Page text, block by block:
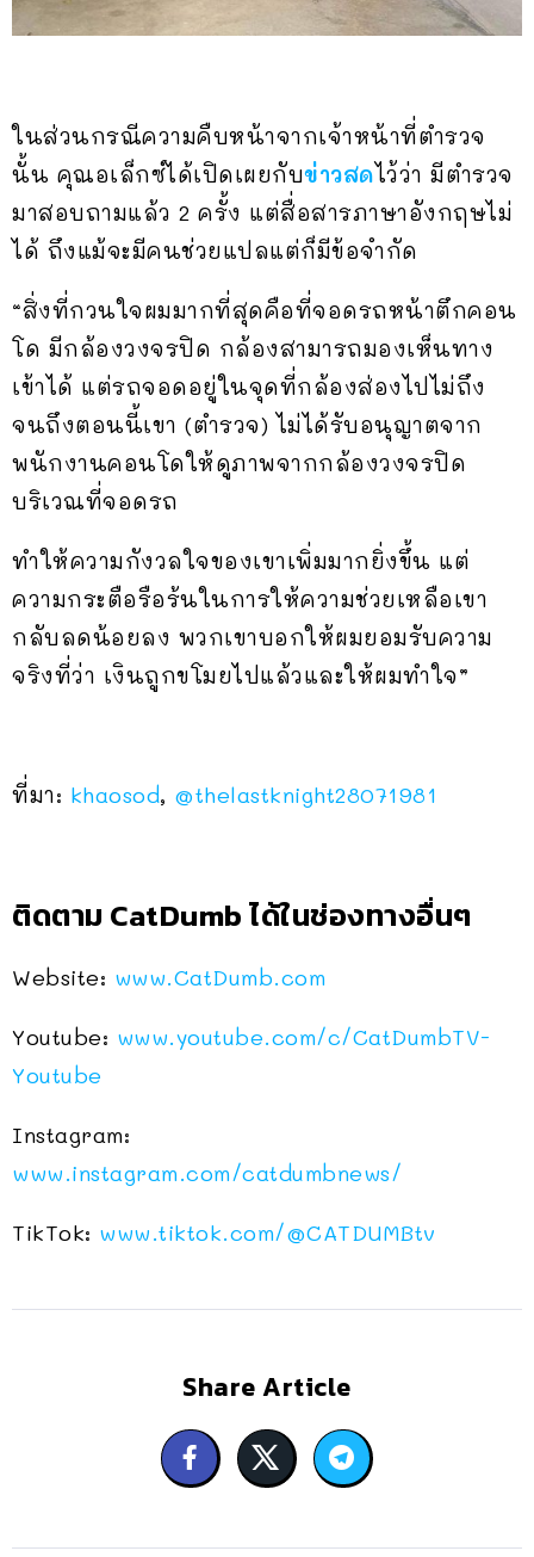
ในส่วนกรณีความคืบหน้าจากเจ้าหน้าที่ตำรวจ
นั้น คุณอเล็กซ์ได้เปิดเผยกับข่าวสดไว้ว่า มีตำรวจ
มาสอบถามแล้ว 2 ครั้ง แต่สื่อสารภาษาอังกฤษไม่
ได้ ถึงแม้จะมีคนช่วยแปลแต่ก็มีข้อจำกัด
“สิ่งที่กวนใจผมมากที่สุดคือที่จอดรถหน้าตึกคอน
โด มีกล้องวงจรปิด กล้องสามารถมองเห็นทาง
เข้าได้ แต่รถจอดอยู่ในจุดที่กล้องส่องไปไม่ถึง
จนถึงตอนนี้เขา (ตำรวจ) ไม่ได้รับอนุญาตจาก
พนักงานคอนโดให้ดูภาพจากกล้องวงจรปิด
บริเวณที่จอดรถ
ทำให้ความกังวลใจของเขาเพิ่มมากยิ่งขึ้น แต่
ความกระตือรือร้นในการให้ความช่วยเหลือเขา
กลับลดน้อยลง พวกเขาบอกให้ผมยอมรับความ
จริงที่ว่า เงินถูกขโมยไปแล้วและให้ผมทำใจ”
ที่มา: khaosod, @thelastknight28071981
ติดตาม CatDumb ได้ในช่องทางอื่นๆ
Website: www.CatDumb.com
Youtube: www.youtube.com/c/CatDumbTV-
Youtube
Instagram:
www.instagram.com/catdumbnews/
TikTok: www.tiktok.com/@CATDUMBtv
Share Article